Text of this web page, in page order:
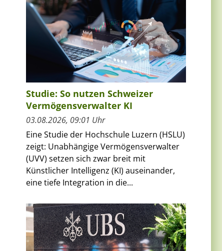
Studie: So nutzen Schweizer
Vermögensverwalter KI
03.08.2026, 09:01 Uhr
Eine Studie der Hochschule Luzern (HSLU)
zeigt: Unabhängige Vermögensverwalter
(UVV) setzen sich zwar breit mit
Künstlicher Intelligenz (KI) auseinander,
eine tiefe Integration in die...